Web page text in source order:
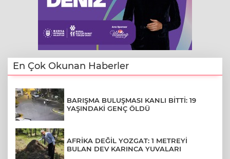
En Çok Okunan Haberler
BARIŞMA BULUŞMASI KANLI BİTTİ: 19
YAŞINDAKİ GENÇ ÖLDÜ
AFRİKA DEĞİL YOZGAT: 1 METREYİ
BULAN DEV KARINCA YUVALARI